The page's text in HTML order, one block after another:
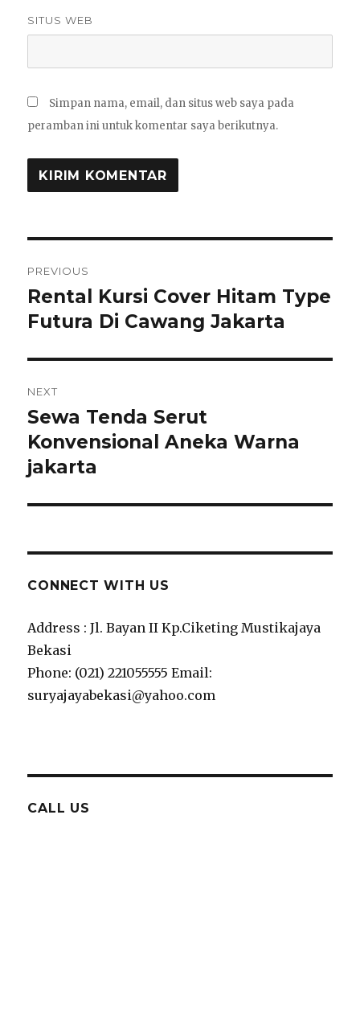
SITUS WEB
Simpan nama, email, dan situs web saya pada
peramban ini untuk komentar saya berikutnya.
pos
PREVIOUS
Previous
post:
Rental Kursi Cover Hitam Type
Futura Di Cawang Jakarta
NEXT
Next
post:
Sewa Tenda Serut
Konvensional Aneka Warna
jakarta
CONNECT WITH US
Address : Jl. Bayan II Kp.Ciketing Mustikajaya
Bekasi
Phone: (021) 221055555 Email:
suryajayabekasi@yahoo.com
CALL US